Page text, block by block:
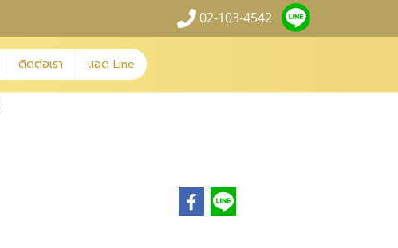
02-103-4542
ติดต่อเรา แอด Line